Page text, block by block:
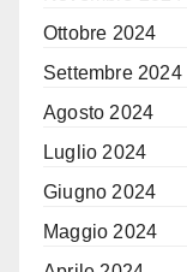
Ottobre 2024
Settembre 2024
Agosto 2024
Luglio 2024
Giugno 2024
Maggio 2024